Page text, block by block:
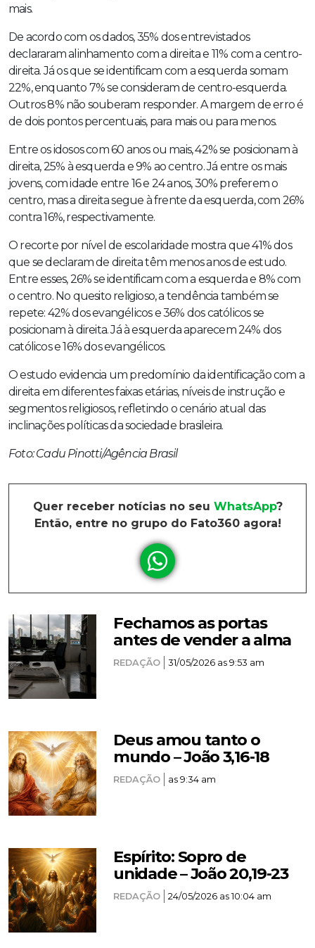
mais.
De acordo com os dados, 35% dos entrevistados
declararam alinhamento com a direita e 11% com a centro-
direita. Já os que se identificam com a esquerda somam
22%, enquanto 7% se consideram de centro-esquerda.
Outros 8% não souberam responder. A margem de erro é
de dois pontos percentuais, para mais ou para menos.
Entre os idosos com 60 anos ou mais, 42% se posicionam à
direita, 25% à esquerda e 9% ao centro. Já entre os mais
jovens, com idade entre 16 e 24 anos, 30% preferem o
centro, mas a direita segue à frente da esquerda, com 26%
contra 16%, respectivamente.
O recorte por nível de escolaridade mostra que 41% dos
que se declaram de direita têm menos anos de estudo.
Entre esses, 26% se identificam com a esquerda e 8% com
o centro. No quesito religioso, a tendência também se
repete: 42% dos evangélicos e 36% dos católicos se
posicionam à direita. Já à esquerda aparecem 24% dos
católicos e 16% dos evangélicos.
O estudo evidencia um predomínio da identificação com a
direita em diferentes faixas etárias, níveis de instrução e
segmentos religiosos, refletindo o cenário atual das
inclinações políticas da sociedade brasileira.
Foto: Cadu Pinotti/Agência Brasil
Quer receber notícias no seu WhatsApp?
Então, entre no grupo do Fato360 agora!
Fechamos as portas
antes de vender a alma
REDAÇÃO 31/05/2026 as 9:53 am
Deus amou tanto o
mundo – João 3,16-18
REDAÇÃO as 9:34 am
Espírito: Sopro de
unidade – João 20,19-23
REDAÇÃO 24/05/2026 as 10:04 am